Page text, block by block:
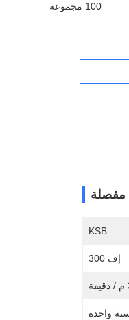
100 مجموعة
مفصلة
KSB
إف 300
واحدة